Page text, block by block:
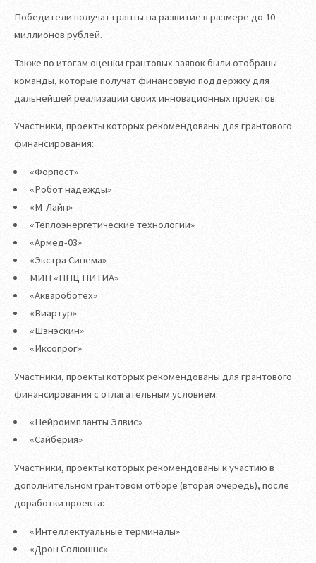
Победители получат гранты на развитие в размере до 10
миллионов рублей.
Также по итогам оценки грантовых заявок были отобраны
команды, которые получат финансовую поддержку для
дальнейшей реализации своих инновационных проектов.
Участники, проекты которых рекомендованы для грантового
финансирования:
«Форпост»
«Робот надежды»
«М-Лайн»
«Теплоэнергетические технологии»
«Армед-03»
«Экстра Синема»
МИП «НПЦ ПИТИА»
«Аквароботех»
«Виартур»
«Шэнэскин»
«Иксопрог»
Участники, проекты которых рекомендованы для грантового
финансирования с отлагательным условием:
«Нейроимпланты Элвис»
«Сайберия»
Участники, проекты которых рекомендованы к участию в
дополнительном грантовом отборе (вторая очередь), после
доработки проекта:
«Интеллектуальные терминалы»
«Дрон Солюшнс»